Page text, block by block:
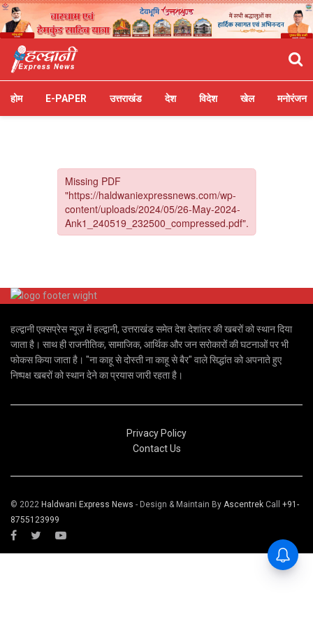
होम E-PAPER उत्तराखंड देश विदेश खेल मनोरंजन
हल्द्वानी एक्सप्रेस न्यूज़ में हल्द्वानी, उत्तराखंड समेत देश देशांतर की खबरों को स्थान दिया
जाता है। साथ ही राजनीतिक, सामाजिक, आर्थिक और जन सरोकारों की घटनाओं पर भी
फोकस किया जाता है। "ना काहू से दोस्ती ना काहू से बैर" वाले सिद्धांत को अपनाते हुए
निष्पक्ष खबरों को स्थान देने का प्रयास जारी रहता है।
Privacy Policy
Contact Us
© 2022 Haldwani Express News - Design & Maintain By Ascentrek Call +91-
8755123999